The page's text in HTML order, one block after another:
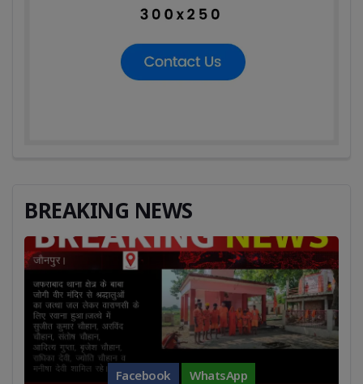
BREAKING NEWS
Facebook WhatsApp